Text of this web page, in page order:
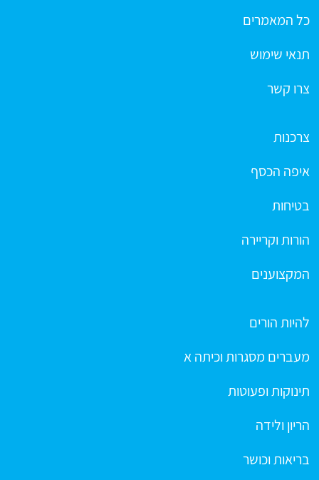
כל המאמרים
תנאי שימוש
צרו קשר
צרכנות
איפה הכסף
בטיחות
הורות וקריירה
המקצוענים
להיות הורים
מעברים מסגרות וכיתה א
תינוקות ופעוטות
הריון ולידה
בריאות וכושר